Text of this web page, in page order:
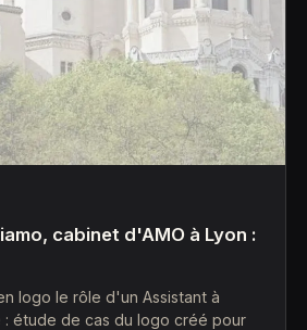
cabinet d'AMO à Lyon :
logo le rôle d'un Assistant à
: étude de cas du logo créé pour